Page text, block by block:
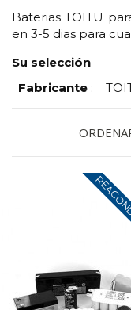
Baterias TOITU
en 3-5 dias para
Su selección
Fabricante :